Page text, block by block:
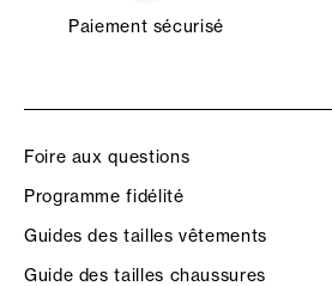
Paiement sécurisé
Foire aux questions
Programme fidélité
Guides des tailles vêtements
Guide des tailles chaussures